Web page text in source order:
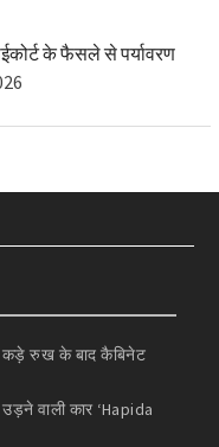
के फैसले से पर्यावरण
कड़े रुख के बाद कैबिनेट
वाली कार ‘Hapida